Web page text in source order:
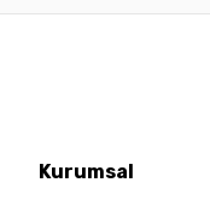
Kurumsal